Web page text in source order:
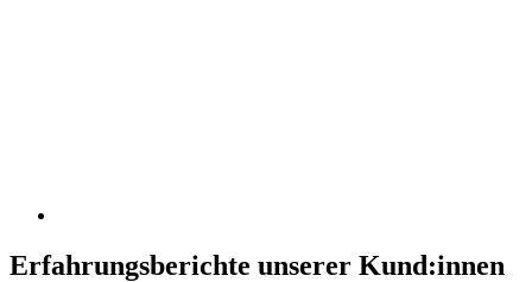
Erfahrungsberichte unserer Kund:innen